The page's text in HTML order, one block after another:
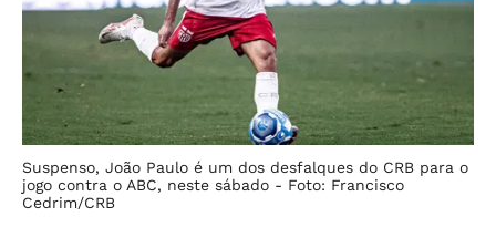
Suspenso, João Paulo é um dos desfalques do CRB para o
jogo contra o ABC, neste sábado - Foto: Francisco
Cedrim/CRB